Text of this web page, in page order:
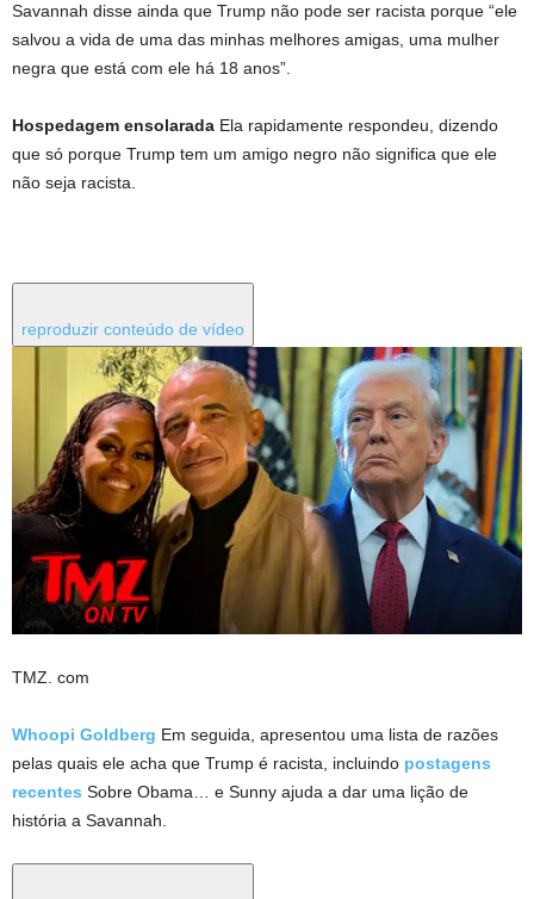
Savannah disse ainda que Trump não pode ser racista porque “ele
salvou a vida de uma das minhas melhores amigas, uma mulher
negra que está com ele há 18 anos”.
Hospedagem ensolarada Ela rapidamente respondeu, dizendo
que só porque Trump tem um amigo negro não significa que ele
não seja racista.
reproduzir conteúdo de vídeo
TMZ. com
Whoopi Goldberg Em seguida, apresentou uma lista de razões
pelas quais ele acha que Trump é racista, incluindo postagens
recentes Sobre Obama… e Sunny ajuda a dar uma lição de
história a Savannah.